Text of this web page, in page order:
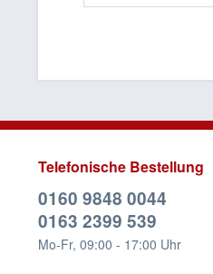
Telefonische Bestellung
0160 9848 0044
0163 2399 539
Mo-Fr, 09:00 - 17:00 Uhr